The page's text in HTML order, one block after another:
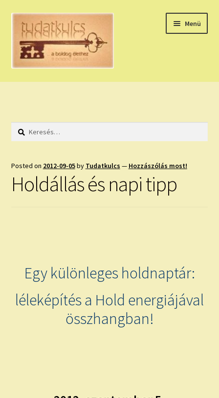
Ugrás
navigációhoz
Kilépés
tartalomba
Menü
HÚZZ EGY KÁRTYÁT!
HOLDNAPTÁR
NAPI ASZTROLÓGIA
TAROT ELEMZÉS MEGRENDELÉSE LIMITÁLT!
Keresés:
Posted on 2012-09-05by Tudatkulcs — Hozzászólás most!
Holdállás és napi tipp
Egy különleges holdnaptár:
léleképítés a Hold energiájával
összhangban!